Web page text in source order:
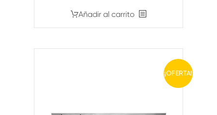
Añadir al carrito
¡OFERTA!